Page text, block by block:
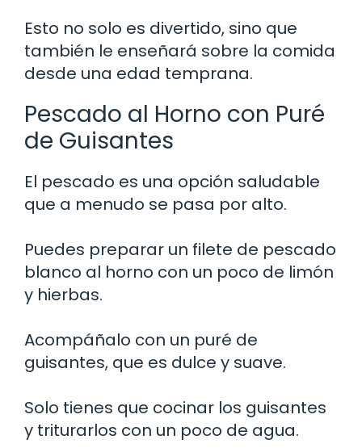
Esto no solo es divertido, sino que
también le enseñará sobre la comida
desde una edad temprana.
Pescado al Horno con Puré
de Guisantes
El pescado es una opción saludable
que a menudo se pasa por alto.
Puedes preparar un filete de pescado
blanco al horno con un poco de limón
y hierbas.
Acompáñalo con un puré de
guisantes, que es dulce y suave.
Solo tienes que cocinar los guisantes
y triturarlos con un poco de agua.